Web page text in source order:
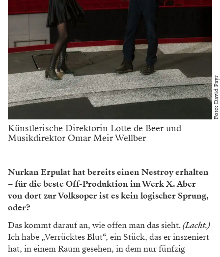
Foto: David Payr
Künstlerische Direktorin Lotte de Beer und
Musikdirektor Omar Meir Wellber
Nurkan Erpulat hat bereits einen Nestroy erhalten
– für die beste Off-Produktion im Werk X. Aber
von dort zur Volksoper ist es kein logischer Sprung,
oder?
Das kommt darauf an, wie offen man das sieht.(Lacht.)
Ich habe „Verrücktes Blut“, ein Stück, das er inszeniert
hat, in einem Raum gesehen, in dem nur fünfzig